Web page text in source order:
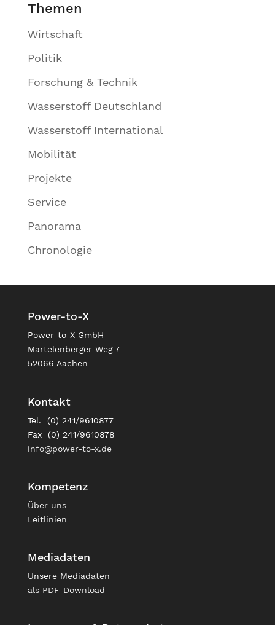
Themen
Wirtschaft
Politik
Forschung & Technik
Wasserstoff Deutschland
Wasserstoff International
Mobilität
Projekte
Service
Panorama
Chronologie
Power-to-X
Power-to-X GmbH
Martelenberger Weg 7
52066 Aachen
Kontakt
Tel. (0) 241/9610877
Fax (0) 241/9610878
info@power-to-x.de
Kompetenz
Über uns
Leitlinien
Mediadaten
Unsere Mediadaten
als PDF-Download